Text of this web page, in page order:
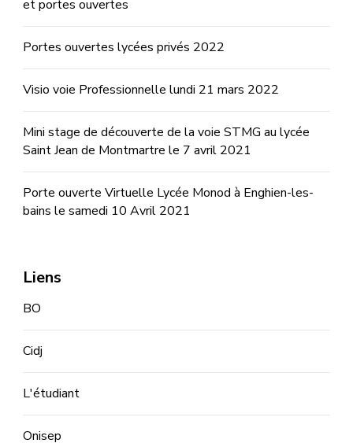
et portes ouvertes
Portes ouvertes lycées privés 2022
Visio voie Professionnelle lundi 21 mars 2022
Mini stage de découverte de la voie STMG au lycée
Saint Jean de Montmartre le 7 avril 2021
Porte ouverte Virtuelle Lycée Monod à Enghien-les-
bains le samedi 10 Avril 2021
Liens
BO
Cidj
L'étudiant
Onisep